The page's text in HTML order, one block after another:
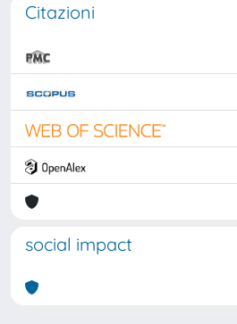
Citazioni
social impact